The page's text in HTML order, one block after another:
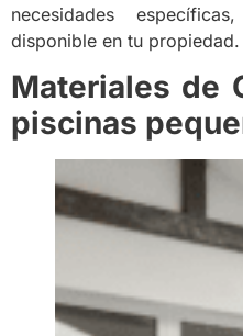
necesidades
disponible en tu propiedad.
Materiales de
piscinas